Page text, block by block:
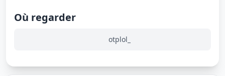
Où regarder
otplol_